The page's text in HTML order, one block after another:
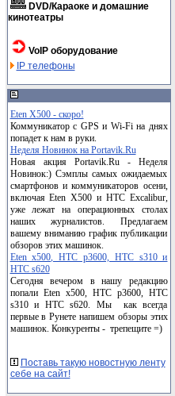
DVD/Караоке и домашние
кинотеатры
VoIP оборудование
IP телефоны
Eten X500 - скоро!
Коммуникатор с GPS и Wi-Fi на днях
попадет к нам в руки.
Неделя Новинок на Portavik.Ru
Новая акция Portavik.Ru - Неделя
Новинок:) Сэмплы самых ожидаемых
смартфонов и коммуникаторов осени,
включая Eten X500 и HTC Excalibur,
уже лежат на операционных столах
наших журналистов. Предлагаем
вашему вниманию график публикации
обзоров этих машинок.
Eten x500, HTC p3600, HTC s310 и
HTC s620
Сегодня вечером в нашу редакцию
попали Eten x500, HTC p3600, HTC
s310 и HTC s620. Мы как всегда
первые в Рунете напишем обзоры этих
машинок. Конкуренты - трепещите =)
Поставь такую новостную ленту
себе на сайт!